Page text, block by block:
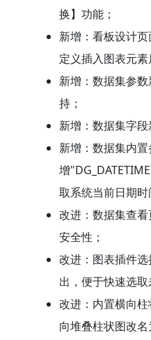
换】功能；
新增：看板设计
定义插入图表元素
新增：数据集参
持；
新增：数据集字段
新增：数据集内
增
取系统当前日期时
改进：数据集查
安全性；
改进：图表插件
出，便于快速选取
改进：内置横向
向堆叠柱状图改